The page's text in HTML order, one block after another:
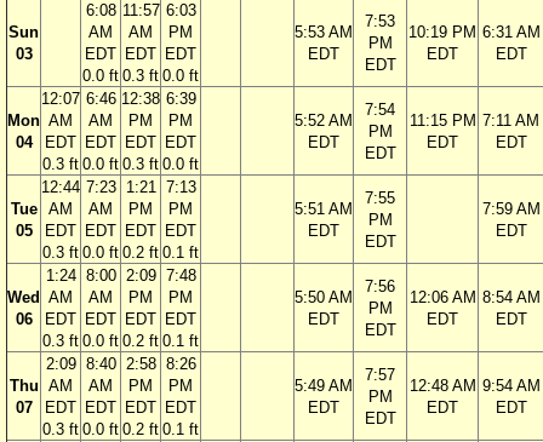
Sun
03
6:08
AM
EDT
0.0 ft
11:57
AM
EDT
0.3 ft
6:03
PM
EDT
0.0 ft
5:53 AM
EDT
7:53
PM
EDT
10:19 PM
EDT
6:31 AM
EDT
Mon
04
12:07
AM
EDT
0.3 ft
6:46
AM
EDT
0.0 ft
12:38
PM
EDT
0.3 ft
6:39
PM
EDT
0.0 ft
5:52 AM
EDT
7:54
PM
EDT
11:15 PM
EDT
7:11 AM
EDT
Tue
05
12:44
AM
EDT
0.3 ft
7:23
AM
EDT
0.0 ft
1:21
PM
EDT
0.2 ft
7:13
PM
EDT
0.1 ft
5:51 AM
EDT
7:55
PM
EDT
7:59 AM
EDT
Wed
06
1:24
AM
EDT
0.3 ft
8:00
AM
EDT
0.0 ft
2:09
PM
EDT
0.2 ft
7:48
PM
EDT
0.1 ft
5:50 AM
EDT
7:56
PM
EDT
12:06 AM
EDT
8:54 AM
EDT
Thu
07
2:09
AM
EDT
0.3 ft
8:40
AM
EDT
0.0 ft
2:58
PM
EDT
0.2 ft
8:26
PM
EDT
0.1 ft
5:49 AM
EDT
7:57
PM
EDT
12:48 AM
EDT
9:54 AM
EDT